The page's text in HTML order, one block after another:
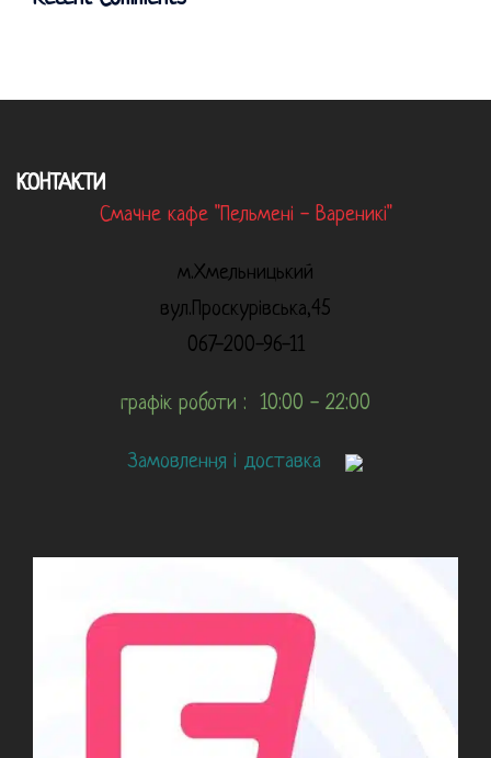
КОНТАКТИ
Смачне кафе "Пельмені - Вареникі"
м.Хмельницький
вул.Проскурівська,45
067-200-96-11
графік роботи : 10:00 - 22:00
Замовлення і доставка